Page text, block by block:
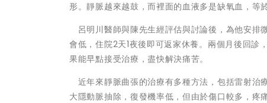
形。靜脈越來越鼓，而裡面的血液多是缺氧血，等
呂明川醫師與陳先生經評估與討論後，為他安排
會低，住院2天1夜後即可返家休養。兩個月後回
果能早點接受治療，盡快解決痛苦。
近年來靜脈曲張的治療有多種方法，包括雷射治
大隱動脈抽除，復發機率低，但由於傷口較多，疼